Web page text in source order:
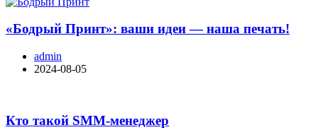
«Бодрый Принт»: ваши идеи — наша печать!
admin
2024-08-05
Кто такой SMM-менеджер